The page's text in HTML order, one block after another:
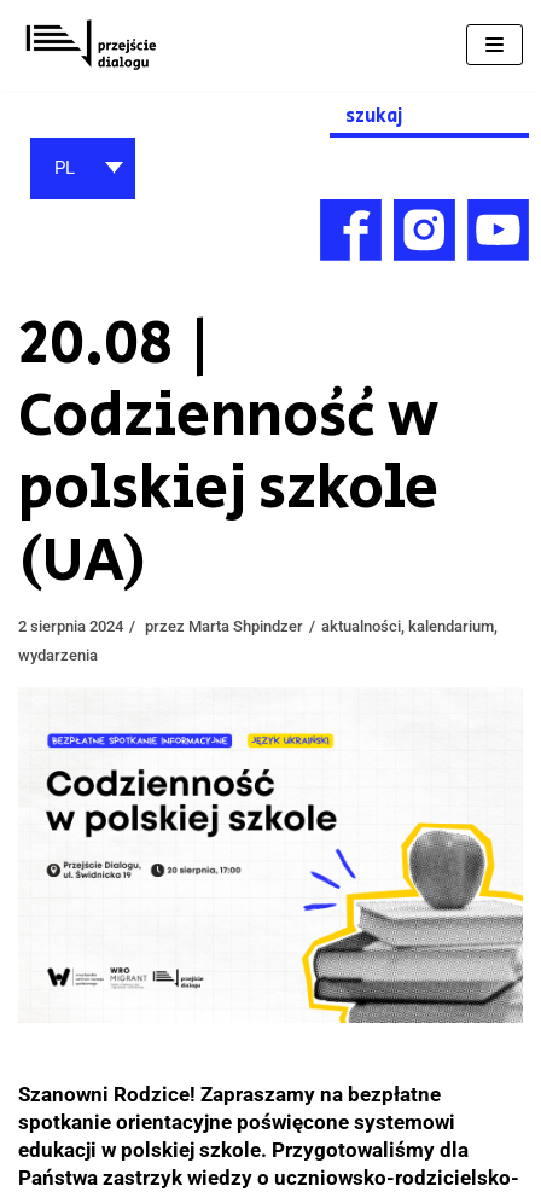
Przejdź
do
Search
for:
PL
20.08 |
Codzienność w
polskiej szkole
(UA)
2 sierpnia 2024 przez Marta Shpindzer aktualności kalendarium
wydarzenia
Szanowni Rodzice! Zapraszamy na bezpłatne
spotkanie orientacyjne poświęcone systemowi
edukacji w polskiej szkole. Przygotowaliśmy dla
Państwa zastrzyk wiedzy o uczniowsko-rodzicielsko-